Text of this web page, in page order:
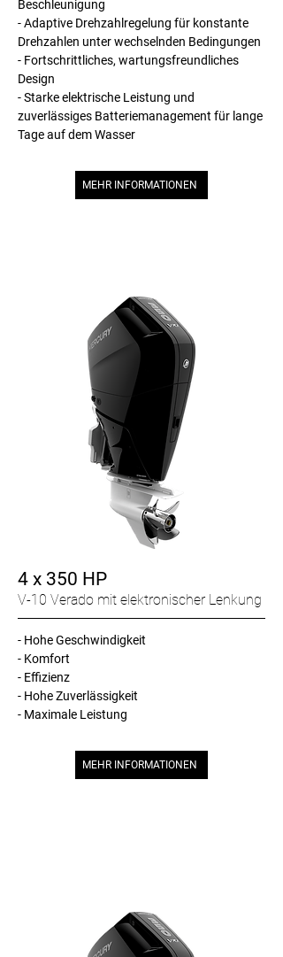
Beschleunigung
- Adaptive Drehzahlregelung für konstante
Drehzahlen unter wechselnden Bedingungen
- Fortschrittliches, wartungsfreundliches
Design
- Starke elektrische Leistung und
zuverlässiges Batteriemanagement für lange
Tage auf dem Wasser
MEHR INFORMATIONEN
4 x 350 HP
V-10 Verado mit elektronischer Lenkung
- Hohe Geschwindigkeit
- Komfort
- Effizienz
- Hohe Zuverlässigkeit
- Maximale Leistung
MEHR INFORMATIONEN